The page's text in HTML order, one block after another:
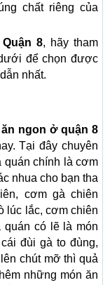
chất riêng của
8, hãy tham
để chọn được
nhất.
ngon ở quận 8
Tại đây chuyên
quán chính là cơm
nhua cho bạn tha
cơm gà chiên
lúc lắc, cơm chiên
có lẽ là món
đùi gà to đùng,
chút mỡ thì quả
những món ăn